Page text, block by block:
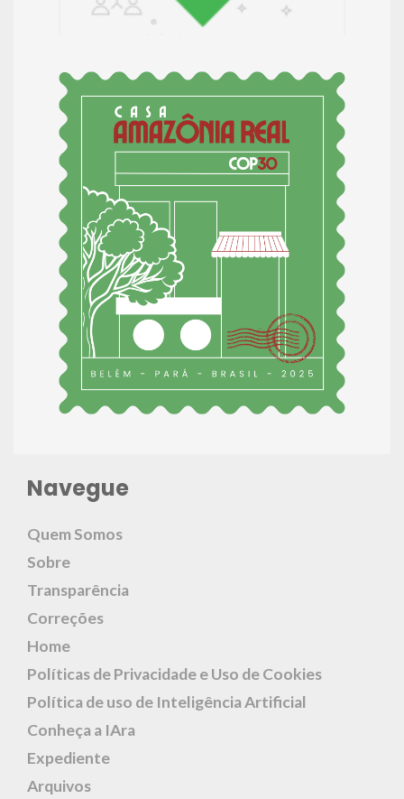
Navegue
Quem Somos
Sobre
Transparência
Correções
Home
Políticas de Privacidade e Uso de Cookies
Política de uso de Inteligência Artificial
Conheça a IAra
Expediente
Arquivos